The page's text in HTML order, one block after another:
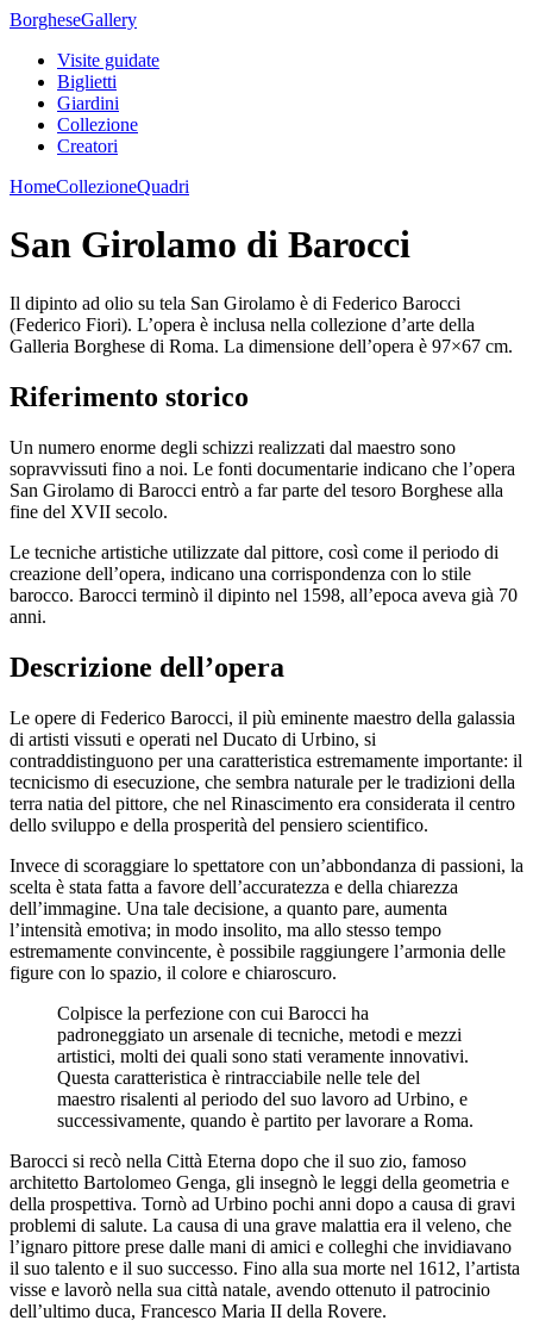
BorgheseGallery
Visite guidate
Biglietti
Giardini
Collezione
Creatori
HomeCollezioneQuadri
San Girolamo di Barocci
Il dipinto ad olio su tela San Girolamo è di Federico Barocci
(Federico Fiori). L’opera è inclusa nella collezione d’arte della
Galleria Borghese di Roma. La dimensione dell’opera è 97×67 cm.
Riferimento storico
Un numero enorme degli schizzi realizzati dal maestro sono
sopravvissuti fino a noi. Le fonti documentarie indicano che l’opera
San Girolamo di Barocci entrò a far parte del tesoro Borghese alla
fine del XVII secolo.
Le tecniche artistiche utilizzate dal pittore, così come il periodo di
creazione dell’opera, indicano una corrispondenza con lo stile
barocco. Barocci terminò il dipinto nel 1598, all’epoca aveva già 70
anni.
Descrizione dell’opera
Le opere di Federico Barocci, il più eminente maestro della galassia
di artisti vissuti e operati nel Ducato di Urbino, si
contraddistinguono per una caratteristica estremamente importante: il
tecnicismo di esecuzione, che sembra naturale per le tradizioni della
terra natia del pittore, che nel Rinascimento era considerata il centro
dello sviluppo e della prosperità del pensiero scientifico.
Invece di scoraggiare lo spettatore con un’abbondanza di passioni, la
scelta è stata fatta a favore dell’accuratezza e della chiarezza
dell’immagine. Una tale decisione, a quanto pare, aumenta
l’intensità emotiva; in modo insolito, ma allo stesso tempo
estremamente convincente, è possibile raggiungere l’armonia delle
figure con lo spazio, il colore e chiaroscuro.
Colpisce la perfezione con cui Barocci ha
padroneggiato un arsenale di tecniche, metodi e mezzi
artistici, molti dei quali sono stati veramente innovativi.
Questa caratteristica è rintracciabile nelle tele del
maestro risalenti al periodo del suo lavoro ad Urbino, e
successivamente, quando è partito per lavorare a Roma.
Barocci si recò nella Città Eterna dopo che il suo zio, famoso
architetto Bartolomeo Genga, gli insegnò le leggi della geometria e
della prospettiva. Tornò ad Urbino pochi anni dopo a causa di gravi
problemi di salute. La causa di una grave malattia era il veleno, che
l’ignaro pittore prese dalle mani di amici e colleghi che invidiavano
il suo talento e il suo successo. Fino alla sua morte nel 1612, l’artista
visse e lavorò nella sua città natale, avendo ottenuto il patrocinio
dell’ultimo duca, Francesco Maria II della Rovere.